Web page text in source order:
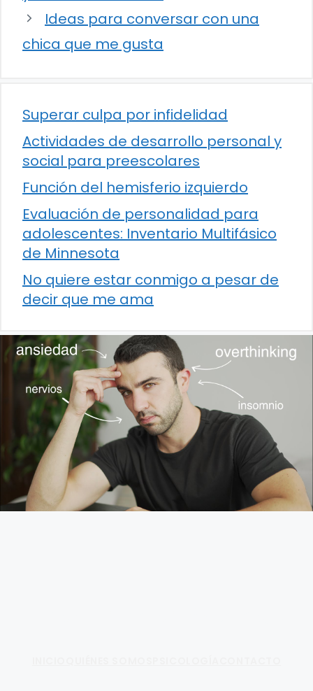
Ideas para conversar con una
chica que me gusta
Superar culpa por infidelidad
Actividades de desarrollo personal y
social para preescolares
Función del hemisferio izquierdo
Evaluación de personalidad para
adolescentes: Inventario Multifásico
de Minnesota
No quiere estar conmigo a pesar de
decir que me ama